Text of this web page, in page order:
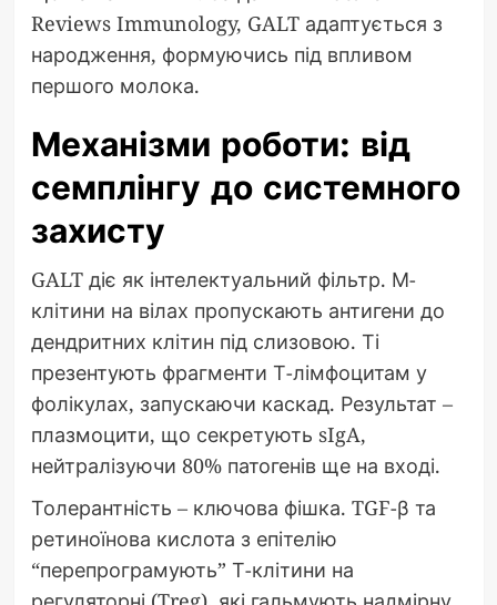
Reviews Immunology, GALT адаптується з
народження, формуючись під впливом
першого молока.
Механізми роботи: від
семплінгу до системного
захисту
GALT діє як інтелектуальний фільтр. М-
клітини на вілах пропускають антигени до
дендритних клітин під слизовою. Ті
презентують фрагменти Т-лімфоцитам у
фолікулах, запускаючи каскад. Результат –
плазмоцити, що секретують sIgA,
нейтралізуючи 80% патогенів ще на вході.
Толерантність – ключова фішка. TGF-β та
ретиноїнова кислота з епітелію
“перепрограмують” Т-клітини на